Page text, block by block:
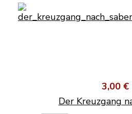
3,00 €
Der Kreuzgang